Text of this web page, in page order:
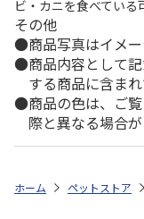
ビ・カニを食べている
その他
商品写真はイメー
商品内容として
する商品に含まれ
商品の色は、ご
際と異なる場合が
ホーム ペットストア